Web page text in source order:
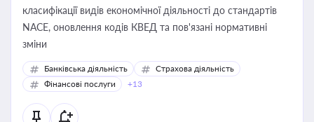
класифікації видів економічної діяльності до стандартів
NACE, оновлення кодів КВЕД та пов'язані нормативні
зміни
Банківська діяльність
Страхова діяльність
Фінансові послуги
+13